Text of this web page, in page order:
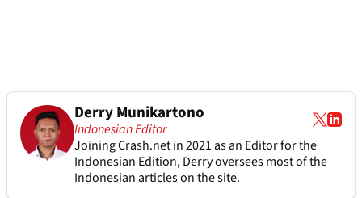
Derry Munikartono
Indonesian Editor
Joining Crash.net in 2021 as an Editor for the
Indonesian Edition, Derry oversees most of the
Indonesian articles on the site.